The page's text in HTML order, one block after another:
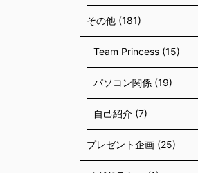
その他 (181)
Team Princess (15)
パソコン関係 (19)
自己紹介 (7)
プレゼント企画 (25)